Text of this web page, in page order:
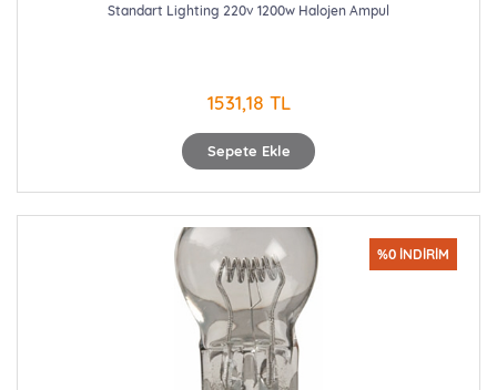
Sepete Ekle
Standart Lighting 220v 1200w Halojen Ampul
1531,18 TL
%0 İNDİRİM